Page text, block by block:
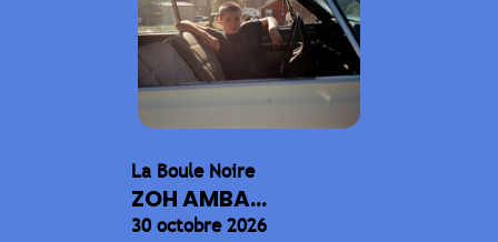
La Boule Noire
ZOH AMBA...
30 octobre 2026